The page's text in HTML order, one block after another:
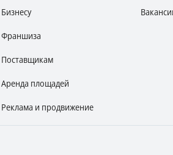
Бизнесу
Франшиза
Поставщикам
Аренда площадей
Реклама и продвижение